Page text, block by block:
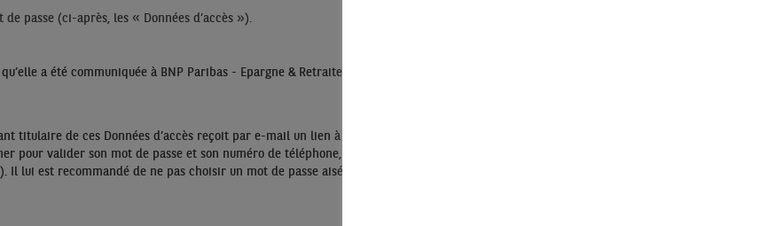
passe (ci-après, les « Données d’accès »).
a été communiquée à BNP Paribas - Epargne & Retraite Entreprises par l’Entreprise ou par le Correspondant
titulaire de ces Données d’accès reçoit par e-mail un lien à partir duquel il devra choisir un mot de passe et renseigner un
pour valider son mot de passe et son numéro de téléphone, lui sera communiqué sur ce numéro de téléphone (un code de
lui est recommandé de ne pas choisir un mot de passe aisément décelable par un tiers (tel qu’une date de naissance par